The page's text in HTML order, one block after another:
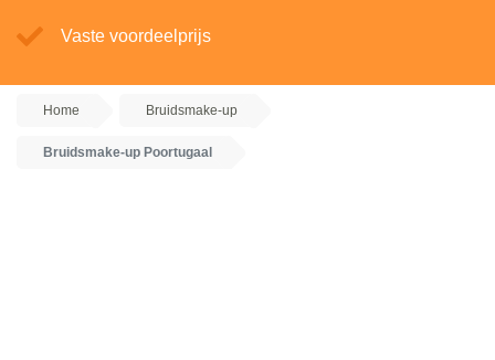
Vaste voordeelprijs
Home Bruidsmake-up
Bruidsmake-up Poortugaal